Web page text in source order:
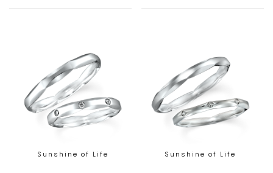
Sunshine of Life Sunshine of Life